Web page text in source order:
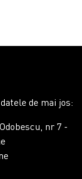
de mai jos:
nr 7 -